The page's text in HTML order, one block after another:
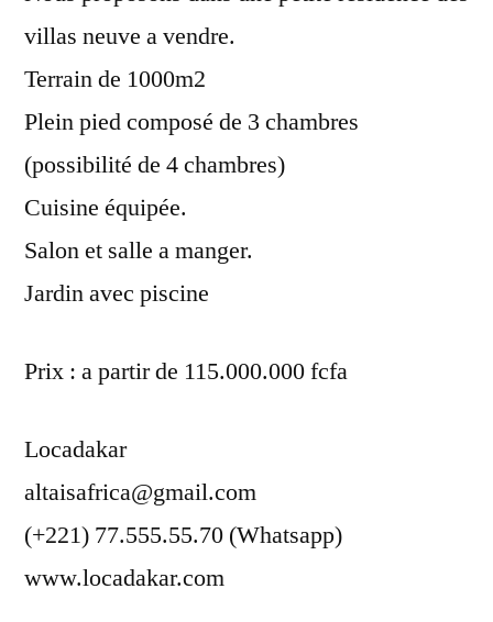
villas neuve a vendre.
Terrain de 1000m2
Plein pied composé de 3 chambres
(possibilité de 4 chambres)
Cuisine équipée.
Salon et salle a manger.
Jardin avec piscine
Prix : a partir de 115.000.000 fcfa
Locadakar
altaisafrica@gmail.com
(+221) 77.555.55.70 (Whatsapp)
www.locadakar.com